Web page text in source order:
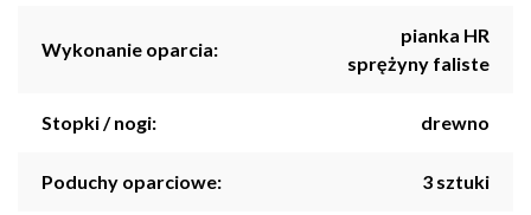
Wykonanie oparcia:
pianka HR
sprężyny faliste
Stopki / nogi: drewno
Poduchy oparciowe: 3 sztuki